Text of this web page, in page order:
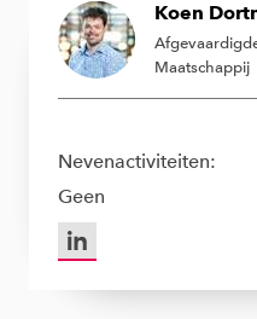
Koen
Maatschappij
Nevenactiviteiten:
Geen
LinkedIn van Koen